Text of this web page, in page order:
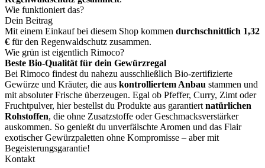
Wie funktioniert das?
Dein Beitrag
Mit einem Einkauf bei diesem Shop kommen durchschnittlich 1,32
€ für den Regenwaldschutz zusammen.
Wie grün ist eigentlich Rimoco?
Beste Bio-Qualität für dein Gewürzregal
Bei Rimoco findest du nahezu ausschließlich Bio-zertifizierte
Gewürze und Kräuter, die aus kontrolliertem Anbau stammen und
mit absoluter Frische überzeugen. Egal ob Pfeffer, Curry, Zimt oder
Fruchtpulver, hier bestellst du Produkte aus garantiert natürlichen
Rohstoffen, die ohne Zusatzstoffe oder Geschmacksverstärker
auskommen. So genießt du unverfälschte Aromen und das Flair
exotischer Gewürzpaletten ohne Kompromisse – aber mit
Begeisterungsgarantie!
Kontakt